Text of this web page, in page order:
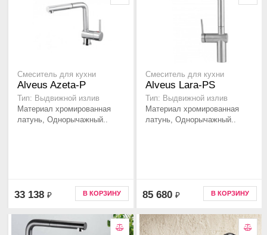
Смеситель для кухни
Alveus Azeta-P
Тип: Выдвижной излив
Материал хромированная
латунь, Однорычажный..
33 138 ₽ В КОРЗИНУ
Смеситель для кухни
Alveus Lara-PS
Тип: Выдвижной излив
Материал хромированная
латунь, Однорычажный..
85 680 ₽ В КОРЗИНУ